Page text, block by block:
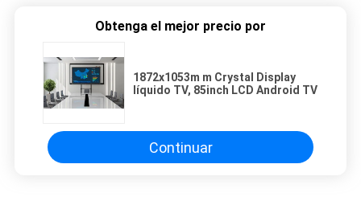
Obtenga el mejor precio por
1872x1053m m Crystal Display
líquido TV, 85inch LCD Android TV
Continuar